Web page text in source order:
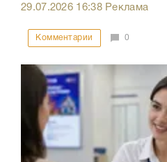
29.07.2026 16:38Реклама
Комментарии 0